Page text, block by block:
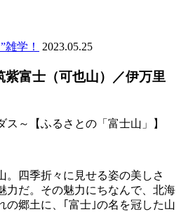
学！ 2023.05.25
紫富士（可也山）／伊万里
～【ふるさとの「富士山」】
。四季折々に見せる姿の美しさ
力だ。その魅力にちなんで、北海
の郷土に、｢富士｣の名を冠した山